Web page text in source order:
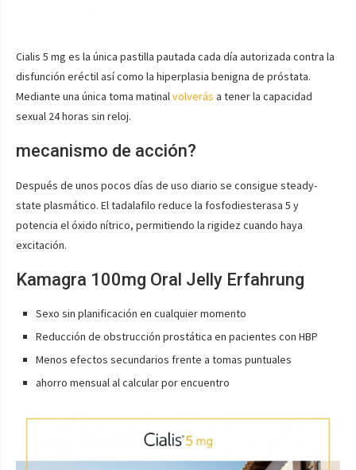
Cialis 5 mg es la única pastilla pautada cada día autorizada contra la
disfunción eréctil así como la hiperplasia benigna de próstata.
Mediante una única toma matinalvolverás a tener la capacidad
sexual 24 horas sin reloj.
mecanismo de acción?
Después de unos pocos días de uso diario se consigue steady-
state plasmático. El tadalafilo reduce la fosfodiesterasa 5 y
potencia el óxido nítrico, permitiendo la rigidez cuando haya
excitación.
Kamagra 100mg Oral Jelly Erfahrung
Sexo sin planificación en cualquier momento
Reducción de obstrucción prostática en pacientes con HBP
Menos efectos secundarios frente a tomas puntuales
ahorro mensual al calcular por encuentro